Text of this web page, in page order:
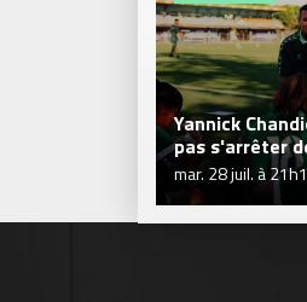
Yannick
pas s'arrêter
mar. 28 juil. à